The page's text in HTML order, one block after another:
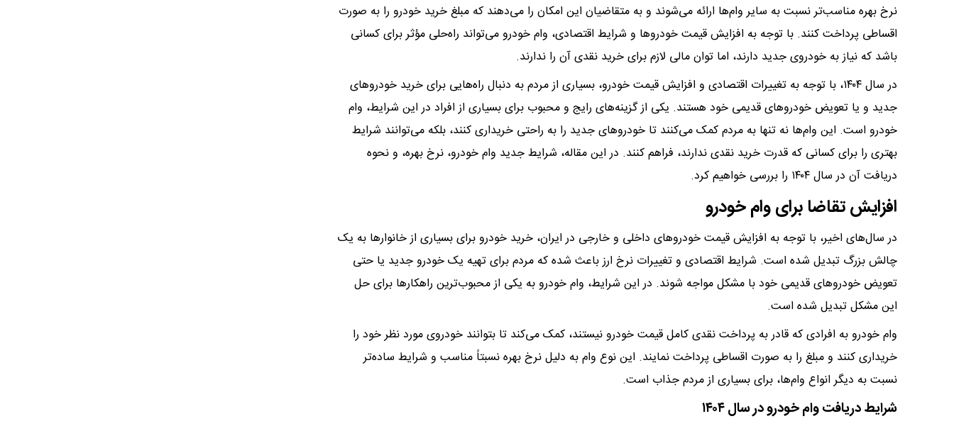
نرخ بهره مناسب‌تر نسبت به سایر وام‌ها ارائه می‌شوند و به متقاضیان این امکان را می‌دهند که مبلغ خرید خودرو را به صورت
اقساطی پرداخت کنند. با توجه به افزایش قیمت خودروها و شرایط اقتصادی، وام خودرو می‌تواند راه‌حلی مؤثر برای کسانی
باشد که نیاز به خودروی جدید دارند، اما توان مالی لازم برای خرید نقدی آن را ندارند.
در سال ۱۴۰۴، با توجه به تغییرات اقتصادی و افزایش قیمت خودرو، بسیاری از مردم به دنبال راه‌هایی برای خرید خودروهای
جدید و یا تعویض خودروهای قدیمی خود هستند. یکی از گزینه‌های رایج و محبوب برای بسیاری از افراد در این شرایط، وام
خودرو است. این وام‌ها نه تنها به مردم کمک می‌کنند تا خودروهای جدید را به راحتی خریداری کنند، بلکه می‌توانند شرایط
بهتری را برای کسانی که قدرت خرید نقدی ندارند، فراهم کنند. در این مقاله، شرایط جدید وام خودرو، نرخ بهره، و نحوه
دریافت آن در سال ۱۴۰۴ را بررسی خواهیم کرد.
افزایش تقاضا برای وام خودرو
در سال‌های اخیر، با توجه به افزایش قیمت خودروهای داخلی و خارجی در ایران، خرید خودرو برای بسیاری از خانوارها به یک
چالش بزرگ تبدیل شده است. شرایط اقتصادی و تغییرات نرخ ارز باعث شده که مردم برای تهیه یک خودرو جدید یا حتی
تعویض خودروهای قدیمی خود با مشکل مواجه شوند. در این شرایط، وام خودرو به یکی از محبوب‌ترین راهکارها برای حل
این مشکل تبدیل شده است.
وام خودرو به افرادی که قادر به پرداخت نقدی کامل قیمت خودرو نیستند، کمک می‌کند تا بتوانند خودروی مورد نظر خود را
خریداری کنند و مبلغ را به صورت اقساطی پرداخت نمایند. این نوع وام به دلیل نرخ بهره نسبتاً مناسب و شرایط ساده‌تر
نسبت به دیگر انواع وام‌ها، برای بسیاری از مردم جذاب است.
شرایط دریافت وام خودرو در سال ۱۴۰۴